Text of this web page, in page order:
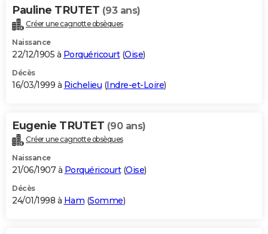
Pauline TRUTET (93 ans)
Créer une cagnotte obsèques
Naissance
22/12/1905 à Porquéricourt(Oise)
Décès
16/03/1999 à Richelieu (Indre-et-Loire)
Eugenie TRUTET (90 ans)
Créer une cagnotte obsèques
Naissance
21/06/1907 à Porquéricourt(Oise)
Décès
24/01/1998 à Ham (Somme)